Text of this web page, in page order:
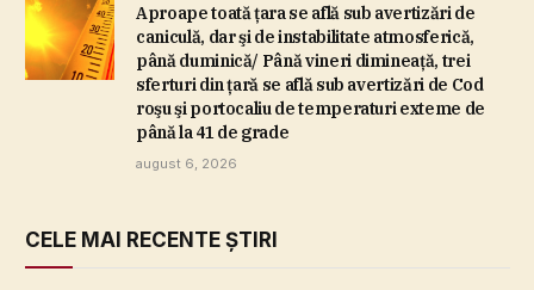
Aproape toată ţara se află sub avertizări de
caniculă, dar şi de instabilitate atmosferică,
până duminică/ Până vineri dimineaţă, trei
sferturi din ţară se află sub avertizări de Cod
roşu şi portocaliu de temperaturi exteme de
până la 41 de grade
august 6, 2026
CELE MAI RECENTE ȘTIRI